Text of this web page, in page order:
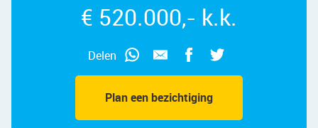
Plan een bezichtiging
Delen
€ 520.000,- k.k.